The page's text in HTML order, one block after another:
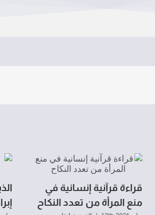
قراءة قرآنية إنسانية في
منع المرأة من تعدد النكاح